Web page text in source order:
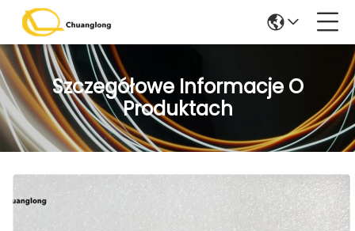
Szczegółowe Informacje O
Produktach